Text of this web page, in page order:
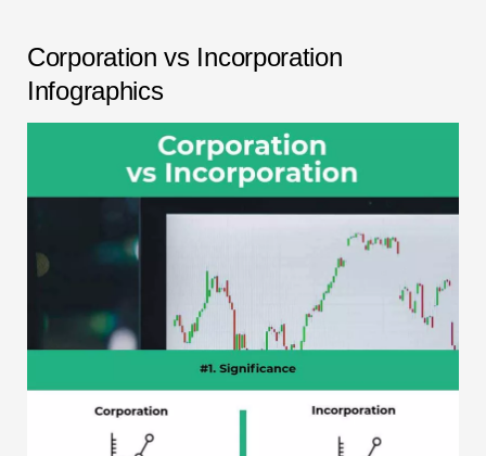
Corporation vs Incorporation
Infographics